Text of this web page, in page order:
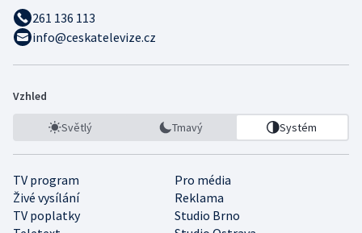
261 136 113
info@ceskatelevize.cz
Vzhled
Světlý Tmavý Systém
TV program
Pro média
Živé vysílání
Reklama
TV poplatky
Studio Brno